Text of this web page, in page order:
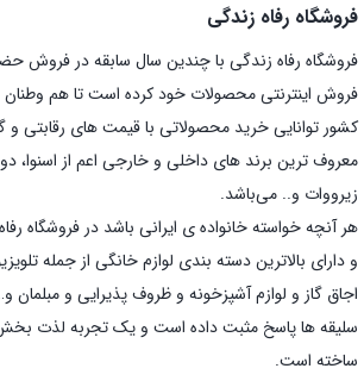
فروشگاه رفاه زندگی
فروشگاه رفاه زندگی با چندین سال سابقه در فروش
فروش اینترنتی محصولات خود کرده است تا هم وطنان
کشور توانایی خرید محصولاتی با قیمت های رقابتی و
معروف ترین برند های داخلی و خارجی اعم از اسنوا،
زیرووات و.. می‌باشد.
هر آنچه خواسته خانواده ی ایرانی باشد در فروشگاه
و دارای بالاترین دسته بندی لوازم خانگی از جمله
اجاق گاز و لوازم آشپزخونه و ظروف پذیرایی و
سلیقه ها پاسخ مثبت داده است و یک تجربه لذت بخش
ساخته است.